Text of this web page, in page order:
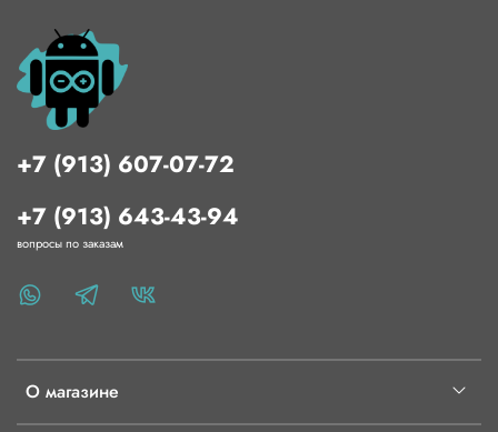
О магазине
+7 (913) 607-07-72
+7 (913) 643-43-94
вопросы по заказам